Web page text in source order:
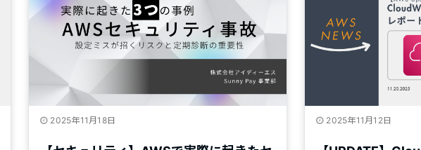
2025年11月18日 2025年11月12日